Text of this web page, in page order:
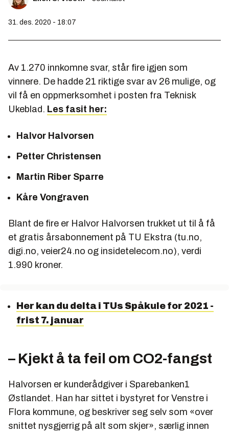
31. des. 2020 - 18:07
Av 1.270 innkomne svar, står fire igjen som
vinnere. De hadde 21 riktige svar av 26 mulige, og
vil få en oppmerksomhet i posten fra Teknisk
Ukeblad. Les fasit her:
Halvor Halvorsen
Petter Christensen
Martin Riber Sparre
Kåre Vongraven
Blant de fire er Halvor Halvorsen trukket ut til å få
et gratis årsabonnement på TU Ekstra (tu.no,
digi.no, veier24.no og insidetelecom.no), verdi
1.990 kroner.
Her kan du delta i TUs Spåkule for 2021 -
frist 7. januar
– Kjekt å ta feil om CO2-fangst
Halvorsen er kunderådgiver i Sparebanken1
Østlandet. Han har sittet i bystyret for Venstre i
Flora kommune, og beskriver seg selv som «over
snittet nysgjerrig på alt som skjer», særlig innen